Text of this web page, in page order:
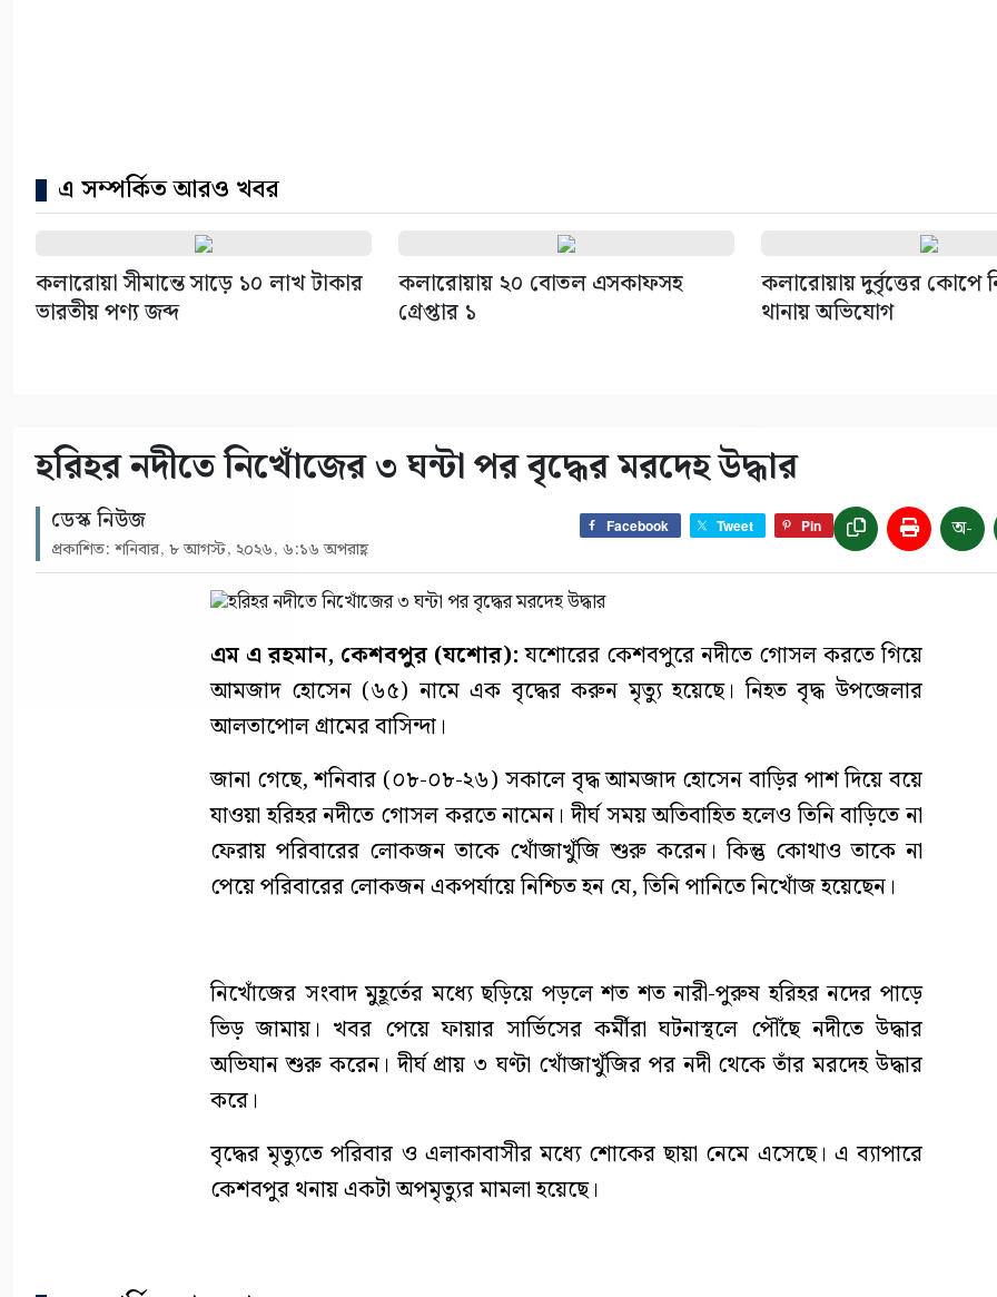
এ সম্পর্কিত আরও খবর
কলারোয়া সীমান্তে সাড়ে ১০ লাখ টাকার
ভারতীয় পণ্য জব্দ
কলারোয়ায় ২০ বোতল এসকাফসহ
গ্রেপ্তার ১
কলারোয়ায় দুর্বৃত্তের কোপে
থানায় অভিযোগ
হরিহর নদীতে নিখোঁজের ৩ ঘন্টা পর বৃদ্ধের মরদেহ উদ্ধার
ডেস্ক নিউজ
প্রকাশিত: শনিবার, ৮ আগস্ট, ২০২৬, ৬:১৬ অপরাহ্ণ
Facebook Tweet Pin অ-
এম এ রহমান, কেশবপুর (যশোর):যশোরের কেশবপুরে নদীতে গোসল করতে গিয়ে
আমজাদ হোসেন (৬৫) নামে এক বৃদ্ধের করুন মৃত্যু হয়েছে। নিহত বৃদ্ধ উপজেলার
আলতাপোল গ্রামের বাসিন্দা।
জানা গেছে, শনিবার (০৮-০৮-২৬) সকালে বৃদ্ধ আমজাদ হোসেন বাড়ির পাশ দিয়ে বয়ে
যাওয়া হরিহর নদীতে গোসল করতে নামেন। দীর্ঘ সময় অতিবাহিত হলেও তিনি বাড়িতে না
ফেরায় পরিবারের লোকজন তাকে খোঁজাখুঁজি শুরু করেন। কিন্তু কোথাও তাকে না
পেয়ে পরিবারের লোকজন একপর্যায়ে নিশ্চিত হন যে, তিনি পানিতে নিখোঁজ হয়েছেন।
নিখোঁজের সংবাদ মুহূর্তের মধ্যে ছড়িয়ে পড়লে শত শত নারী-পুরুষ হরিহর নদের পাড়ে
ভিড় জামায়। খবর পেয়ে ফায়ার সার্ভিসের কর্মীরা ঘটনাস্থলে পৌঁছে নদীতে উদ্ধার
অভিযান শুরু করেন। দীর্ঘ প্রায় ৩ ঘণ্টা খোঁজাখুঁজির পর নদী থেকে তাঁর মরদেহ উদ্ধার
করে।
বৃদ্ধের মৃত্যুতে পরিবার ও এলাকাবাসীর মধ্যে শোকের ছায়া নেমে এসেছে। এ ব্যাপারে
কেশবপুর থনায় একটা অপমৃত্যুর মামলা হয়েছে।